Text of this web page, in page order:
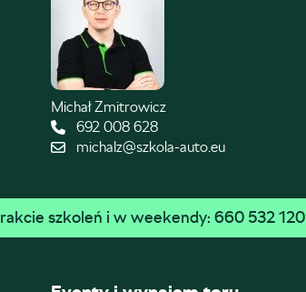
Michał Zmitrowicz
692 008 628
michalz@szkola-auto.eu
szkoleń i w weekendy: 660 532 120